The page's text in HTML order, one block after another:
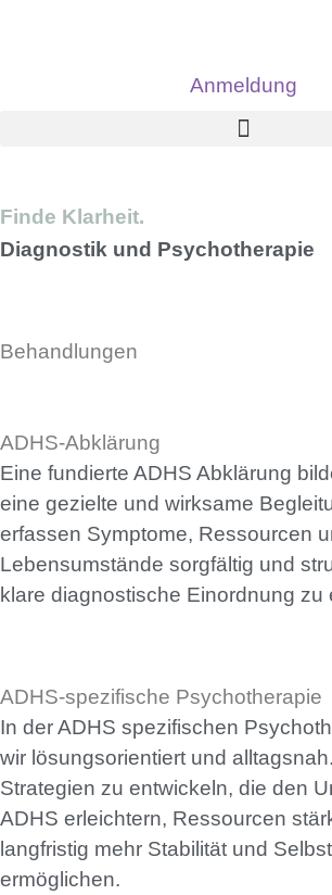
Anmeldung
Finde Klarheit.
Diagnostik und Psychotherapie
Behandlungen
ADHS-Abklärung
Eine fundierte ADHS Abklärung
eine gezielte und wirksame
erfassen Symptome, Ressourcen
Lebensumstände sorgfältig und
klare diagnostische Einordnung zu
ADHS-spezifische Psychotherapie
In der ADHS spezifischen
wir lösungsorientiert und
Strategien zu entwickeln, die den
ADHS erleichtern, Ressourcen
langfristig mehr Stabilität und
ermöglichen.